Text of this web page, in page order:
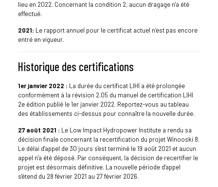
lieu en 2022. Concernant la condition 2, aucun dragage n'a été
effectué.
2021: Le rapport annuel pour le certificat actuel n’est pas encore
entré en vigueur.
Historique des certifications
1er janvier 2022 : La durée du certificat LIHI a été prolongée
conformément à la révision 2.05 du manuel de certification LIHI
2e édition publié le 1er janvier 2022. Reportez-vous au tableau
des établissements ci-dessus pour connaître la nouvelle durée.
27 août 2021 : Le Low Impact Hydropower Institute a rendu sa
décision finale concernant la recertification du projet Winooski 8.
Le délai d'appel de 30 jours s'est terminé le 19 août 2021 et aucun
appel n'a été déposé. Par conséquent, la décision de recertifier le
projet est désormais définitive. La nouvelle période d'appel
s'étend du 28 février 2021 au 27 février 2026.